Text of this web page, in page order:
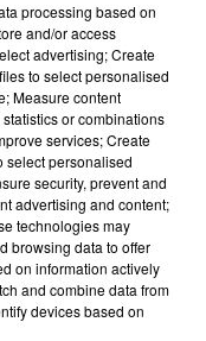
exploitation
la
2 est terminé,
processing based on
and/or access
advertising; Create
to select personalised
Measure content
or combinations
services; Create
select personalised
security, prevent and
advertising and content;
technologies may
browsing data to offer
on information actively
and combine data from
devices based on